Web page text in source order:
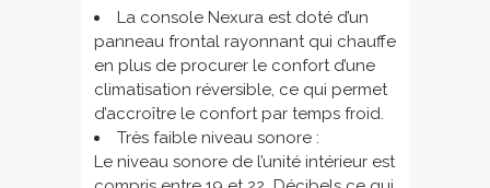
La console Nexura est doté d’un
panneau frontal rayonnant qui chauffe
en plus de procurer le confort d’une
climatisation réversible, ce qui permet
d’accroître le confort par temps froid.
Très faible niveau sonore :
Le niveau sonore de l’unité intérieur est